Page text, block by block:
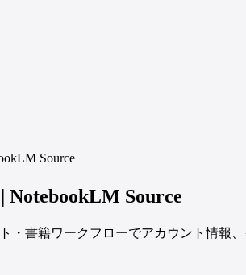
Source
Source
ト・書籍ワークフローでアカウント情